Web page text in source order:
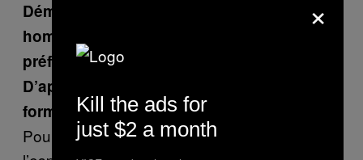
Démocrates pensent à envoyer des
hommes sur Mars quand les Républicains
préféreraient retourner sur la Lune.
D’après vous, c’est une dispute pour la
forme ou le début d’un vrai conflit ?
Pour moi, l’avenir de l’humanité dans
×
Kill the ads for
just $2 a month